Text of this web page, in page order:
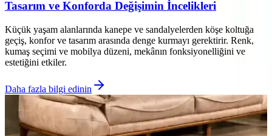
Tasarım ve Konforda Değişimin İncelikleri
Küçük yaşam alanlarında kanepe ve sandalyelerden köşe koltuğa
geçiş, konfor ve tasarım arasında denge kurmayı gerektirir. Renk,
kumaş seçimi ve mobilya düzeni, mekânın fonksiyonelliğini ve
estetiğini etkiler.
Daha fazla bilgi edinin